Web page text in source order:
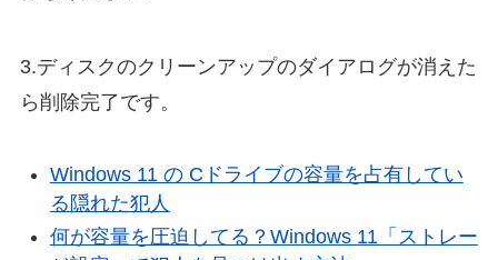
3.ディスクのクリーンアップのダイアログが消えた
ら削除完了です。
Windows 11 の Cドライブの容量を占有してい
る隠れた犯人
何が容量を圧迫してる？Windows 11「ストレー